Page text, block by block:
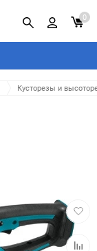
0
Кусторезы и
в